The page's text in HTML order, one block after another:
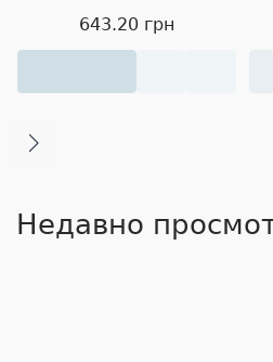
643.20 грн
Недавно